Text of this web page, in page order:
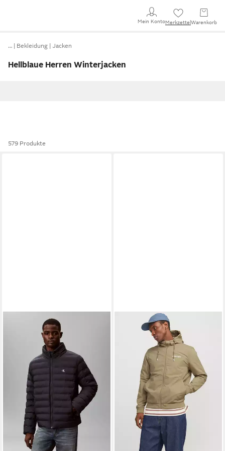
Mein KontoMerkzettel Warenkorb
… Bekleidung Jacken
Hellblaue Herren Winterjacken
579 Produkte